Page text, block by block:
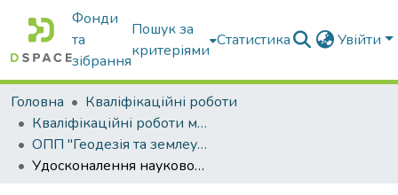
Фонди
та
зібрання
Пошук за
критеріями
Статистика Увійти
Головна
Кваліфікаційні роботи
Кваліфікаційні роботи магістрів
ОПП "Геодезія та землеустрій"
Удосконалення науково-методичних засад інвентаризації міських земель в умовах історичного ареалу (на прикладі м. Києва)